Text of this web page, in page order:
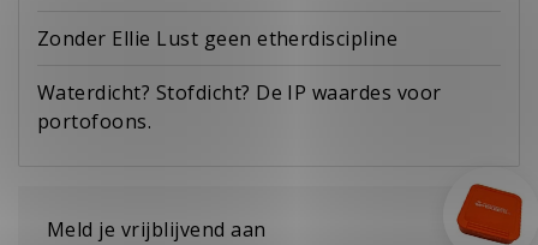
Zonder Ellie Lust geen etherdiscipline
Waterdicht? Stofdicht? De IP waardes voor
portofoons.
Meld je vrijblijvend aan